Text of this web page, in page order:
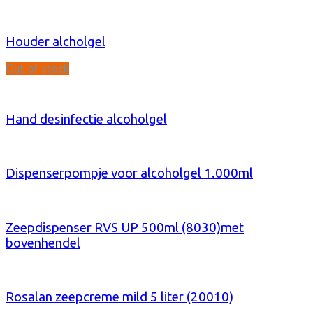
Houder alcholgel
Out of stock
Hand desinfectie alcoholgel
Dispenserpompje voor alcoholgel 1.000ml
Zeepdispenser RVS UP 500ml (8030)met
bovenhendel
Rosalan zeepcreme mild 5 liter (20010)